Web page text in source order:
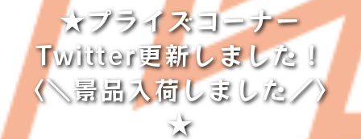
★プライズコーナー
Twitter更新しました！
〈＼景品入荷しました／〉
★